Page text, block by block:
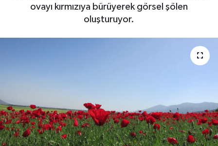
ovayı kırmızıya bürüyerek görsel şölen
oluşturuyor.
Haberler
Piyasa
Resmi İlanlar
Haber Arşivi